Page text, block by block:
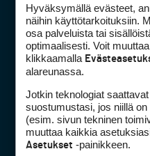
DSA
Hyväksymällä evästeet,
näihin käyttötarkoituksiin.
osa palveluista tai
optimaalisesti. Voit
klikkaamalla
alareunassa.
Jotkin teknologiat
suostumustasi, jos niillä
(esim. sivun tekninen
muuttaa kaikkia
Asetukset -painikkeen.